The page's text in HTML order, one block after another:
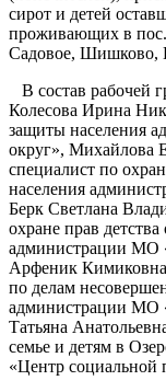
сирот и детей
проживающих в пос.
Садовое, Шишково,
В состав рабочей
Колесова Ирина
защиты населения
округ», Михайлова
специалист по
населения
Берк Светлана
охране прав
администрации МО
Арфеник
по делам
администрации МО
Татьяна
семье и детям в
«Центр социальной